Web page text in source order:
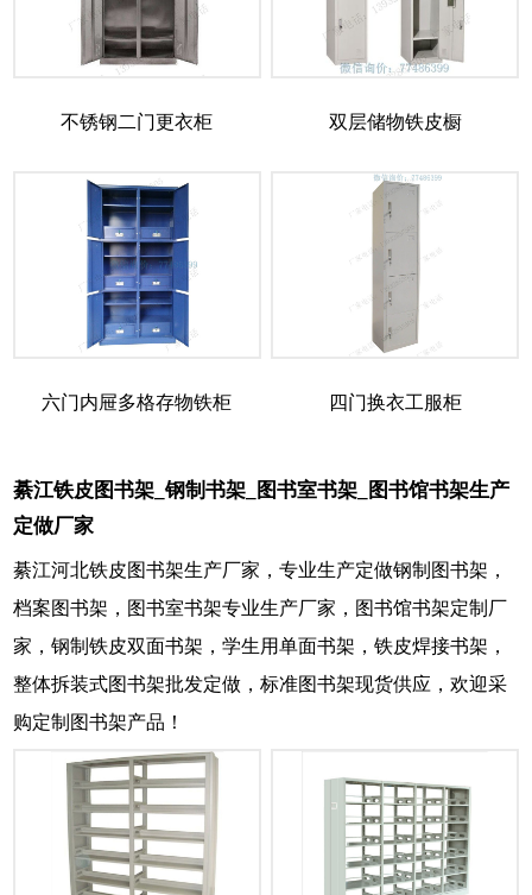
不锈钢二门更衣柜 双层储物铁皮橱
六门内屉多格存物铁柜 四门换衣工服柜
綦江铁皮图书架_钢制书架_图书室书架_图书馆书架生产
定做厂家
綦江河北铁皮图书架生产厂家，专业生产定做钢制图书架，
档案图书架，图书室书架专业生产厂家，图书馆书架定制厂
家，钢制铁皮双面书架，学生用单面书架，铁皮焊接书架，
整体拆装式图书架批发定做，标准图书架现货供应，欢迎采
购定制图书架产品！